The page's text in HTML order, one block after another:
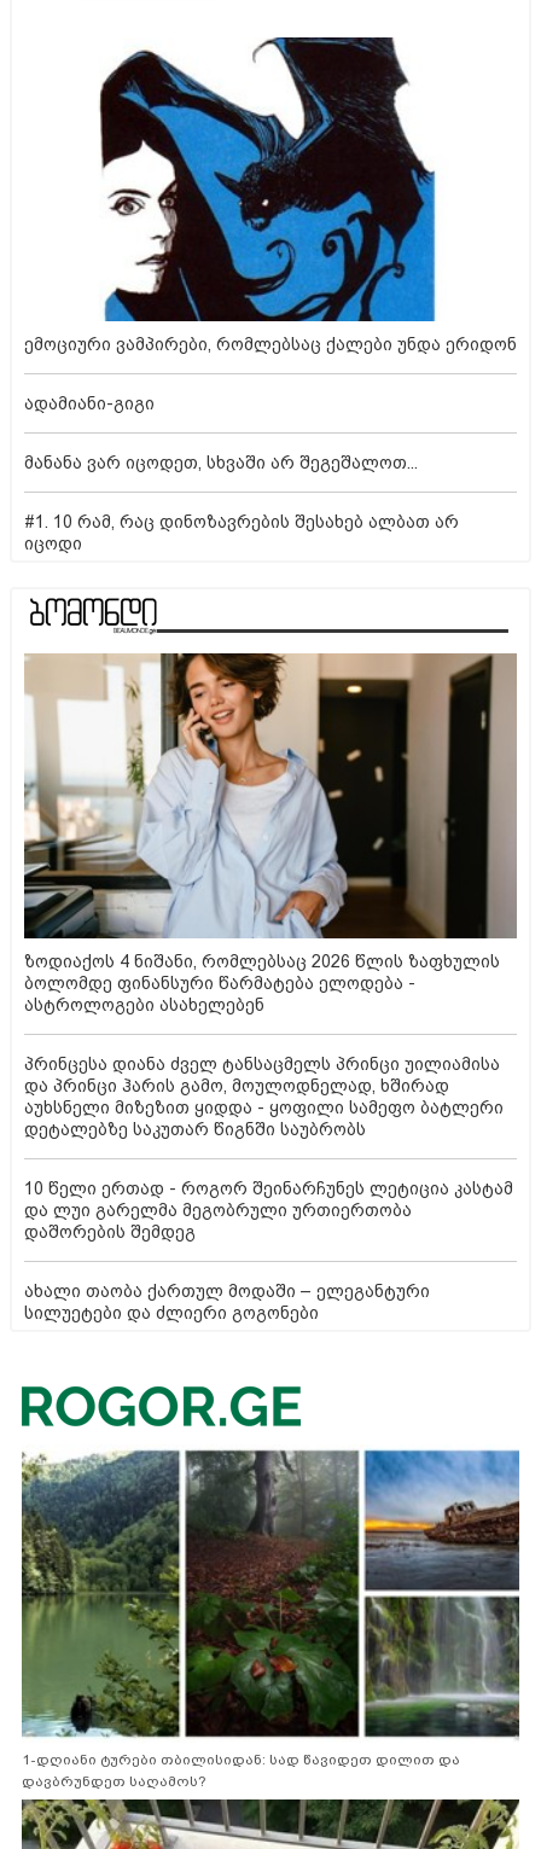
ემოციური ვამპირები, რომლებსაც ქალები უნდა ერიდონ
ადამიანი-გიგი
მანანა ვარ იცოდეთ, სხვაში არ შეგეშალოთ...
#1. 10 რამ, რაც დინოზავრების შესახებ ალბათ არ
იცოდი
ზოდიაქოს 4 ნიშანი, რომლებსაც 2026 წლის ზაფხულის
ბოლომდე ფინანსური წარმატება ელოდება -
ასტროლოგები ასახელებენ
პრინცესა დიანა ძველ ტანსაცმელს პრინცი უილიამისა
და პრინცი ჰარის გამო, მოულოდნელად, ხშირად
აუხსნელი მიზეზით ყიდდა - ყოფილი სამეფო ბატლერი
დეტალებზე საკუთარ წიგნში საუბრობს
10 წელი ერთად - როგორ შეინარჩუნეს ლეტიცია კასტამ
და ლუი გარელმა მეგობრული ურთიერთობა
დაშორების შემდეგ
ახალი თაობა ქართულ მოდაში – ელეგანტური
სილუეტები და ძლიერი გოგონები
1-დღიანი ტურები თბილისიდან: სად წავიდეთ დილით და
დავბრუნდეთ საღამოს?